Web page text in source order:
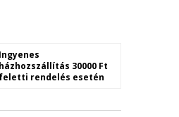
Ingyenes
házhozszállítás 30000 Ft
feletti rendelés esetén